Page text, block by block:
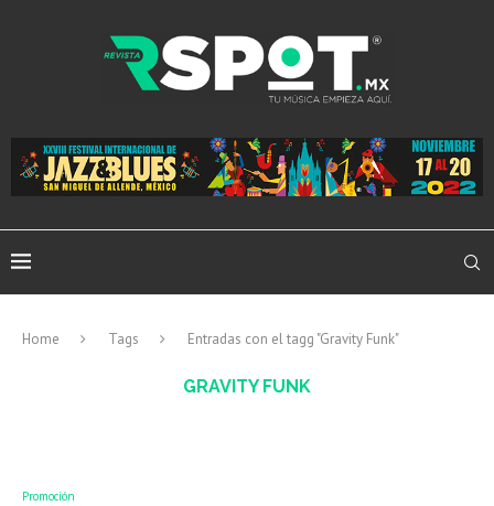
Home Tags Entradas con el tagg "Gravity Funk"
GRAVITY FUNK
Promoción